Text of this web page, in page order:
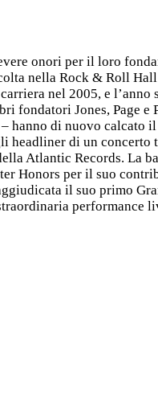
onori per il loro
nella Rock & Roll
nel 2005, e l’anno
fondatori Jones, Page e
hanno di nuovo calcato
headliner di un
Atlantic Records. La
Honors per il suo
il suo primo
performance